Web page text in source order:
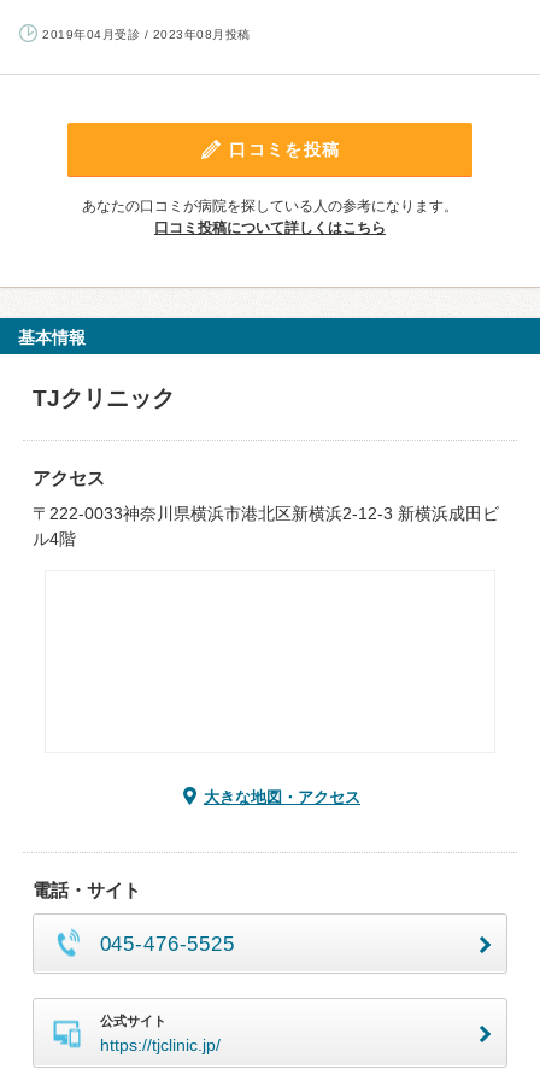
2019年04月受診 / 2023年08月投稿
口コミを投稿
あなたの口コミが病院を探している人の参考になります。
口コミ投稿について詳しくはこちら
基本情報
TJクリニック
アクセス
〒222-0033神奈川県横浜市港北区新横浜2-12-3 新横浜成田ビ
ル4階
大きな地図・アクセス
電話・サイト
045-476-5525
公式サイト
https://tjclinic.jp/